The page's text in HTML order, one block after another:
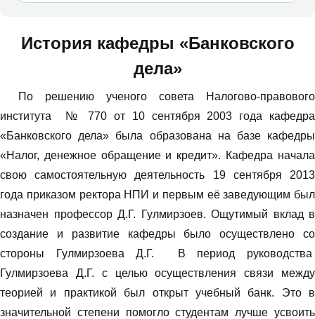
История кафедры «Банковского
дела»
По решению ученого совета Налогово-правового
института № 770 от 10 сентября 2003 года кафедра
«Банковского дела» была образована на базе кафедры
«Налог, денежное обращение и кредит». Кафедра начала
свою самостоятельную деятельность 19 сентября 2013
года приказом ректора НПИ и первым её заведующим был
назначен профессор Д.Г. Гулмирзоев. Ощутимый вклад в
создание и развитие кафедры было осуществлено со
стороны Гулмирзоева Д.Г. В период руководства
Гулмирзоева Д.Г. с целью осуществления связи между
теорией и практикой был открыт учебный банк. Это в
значительной степени помогло студентам лучше усвоить